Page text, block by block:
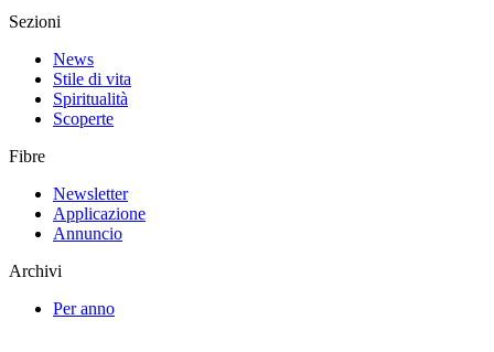
Sezioni
News
Stile di vita
Spiritualità
Scoperte
Fibre
Newsletter
Applicazione
Annuncio
Archivi
Per anno